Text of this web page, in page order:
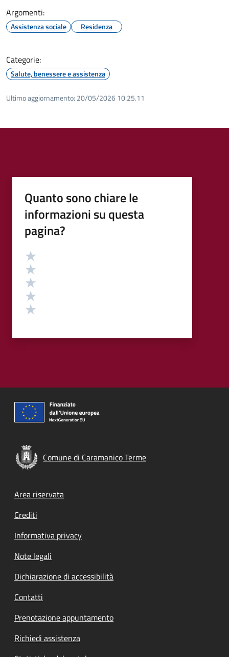
Argomenti:
Assistenza sociale Residenza
Categorie:
Salute, benessere e assistenza
Ultimo aggiornamento: 20/05/2026 10:25.11
Quanto sono chiare le
informazioni su questa
pagina?
Valutazione
Comune di Caramanico Terme
Footer menu
Area riservata
Crediti
Informativa privacy
Note legali
Dichiarazione di accessibilità
Contatti
Prenotazione appuntamento
Richiedi assistenza